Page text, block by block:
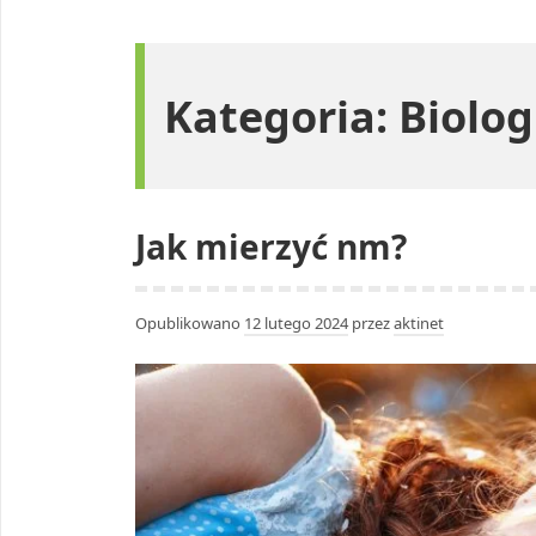
Kategoria:
Jak mierzyć nm?
Opublikowano 12 lutego 2024przezaktinet